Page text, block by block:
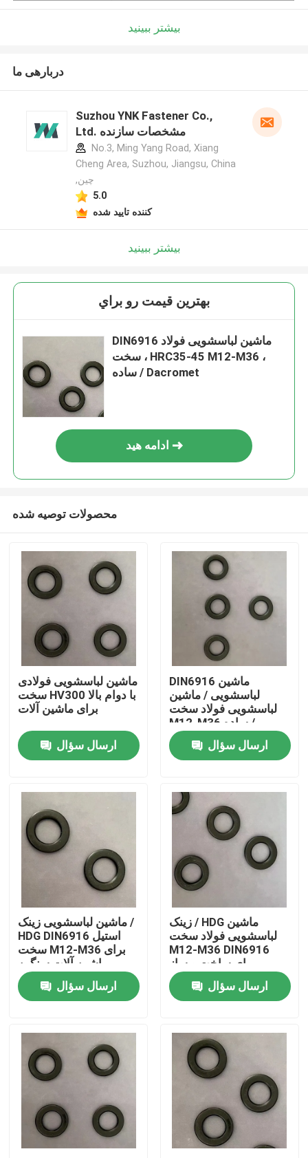
خانه
اطلاعات تماس
ماشین لباسشویی فولاد صاف
ماشین لباسشویی فولادی سخت
ماشین لباسشویی سنگین
ماشین های شستشو ساده
ماشین های شستشو
بیشتر ببینید
دربارهی ما
Suzhou YNK Fastener Co.,
Ltd. مشخصات سازنده
No.3, Ming Yang Road, Xiang
Cheng Area, Suzhou, Jiangsu, China
,چین
5.0
کننده تایید شده
بیشتر ببینید
بهترين قيمت رو براي
DIN6916 ماشین لباسشویی فولاد
سخت ، HRC35-45 M12-M36 ،
ساده / Dacromet
ادامه هید
محصولات توصیه شده
ماشین لباسشویی فولادی
سخت HV300 با دوام بالا
برای ماشین آلات
ارسال سؤال
DIN6916 ماشین
لباسشویی / ماشین
لباسشویی فولاد سخت
M12-M36 ساده /
Dacromet
ارسال سؤال
ماشین لباسشویی زینک /
HDG DIN6916 استیل
سخت M12-M36 برای
ماشین آلات سنگین
ارسال سؤال
زینک / HDG ماشین
لباسشویی فولاد سخت
M12-M36 DIN6916
برای ساخت و ساز
ارسال سؤال